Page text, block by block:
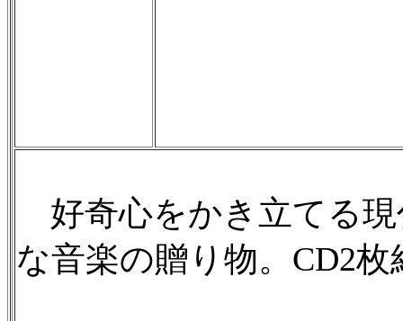
好奇心をかき立てる
な音楽の贈り物。CD2枚